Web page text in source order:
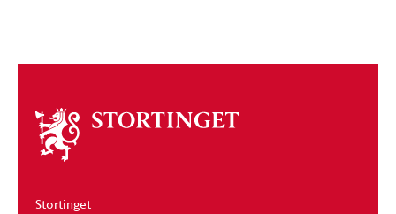
Om
stortinget
Stortinget